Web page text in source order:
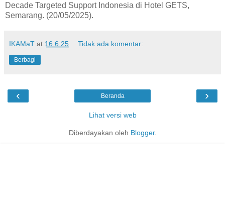
Decade Targeted Support Indonesia di Hotel GETS,
Semarang. (20/05/2025).
IKAMaT at 16.6.25 Tidak ada komentar:
Berbagi
‹ ›
Beranda
Lihat versi web
Diberdayakan oleh Blogger.